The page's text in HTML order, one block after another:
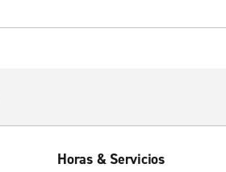
Horas & Servicios